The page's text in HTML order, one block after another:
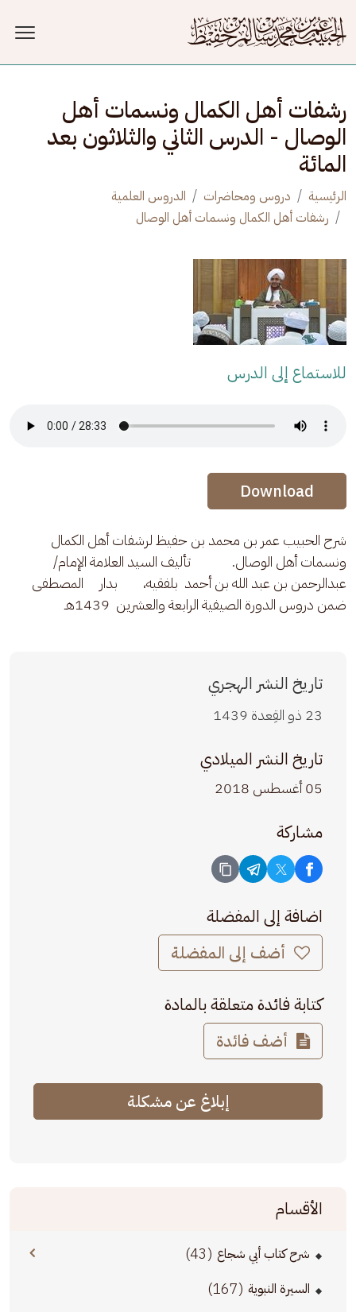
رشفات أهل الكمال ونسمات أهل
الوصال - الدرس الثاني والثلاثون بعد
المائة
الرئيسية دروس ومحاضرات
الدروس العلمية
رشفات أهل الكمال ونسمات أهل الوصال
للاستماع إلى الدرس
Audio Stream
Audio Stream
Download
شرح الحبيب عمر بن محمد بن حفيظ لرشفات أهل الكمال
ونسمات أهل الوصال.             تأليف السيد العلامة الإمام/
عبدالرحمن بن عبد الله بن أحمد  بلفقيه،        بدار     المصطفى
ضمن دروس الدورة الصيفية الرابعة والعشرين  1439هـ
تاريخ النشر الهجري
23 ذو القِعدة 1439
تاريخ النشر الميلادي
05 أغسطس 2018
مشاركة
اضافة إلى المفضلة
أضف إلى المفضلة
كتابة فائدة متعلقة بالمادة
أضف فائدة
إبلاغ عن مشكلة
الأقسام
شرح كتاب أبي شجاع (43)
السيرة النبوية (167)